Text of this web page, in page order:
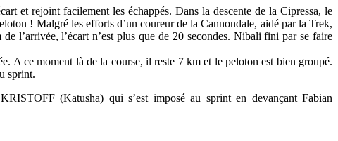
et rejoint facilement les échappés. Dans la descente de la Cipressa, le
! Malgré les efforts d’un coureur de la Cannondale, aidé par la Trek,
l’arrivée, l’écart n’est plus que de 20 secondes. Nibali fini par se faire
A ce moment là de la course, il reste 7 km et le peloton est bien groupé.
sprint.
(Katusha) qui s’est imposé au sprint en devançant Fabian